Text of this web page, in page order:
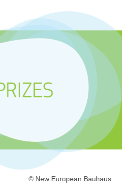
© New European Bauhaus